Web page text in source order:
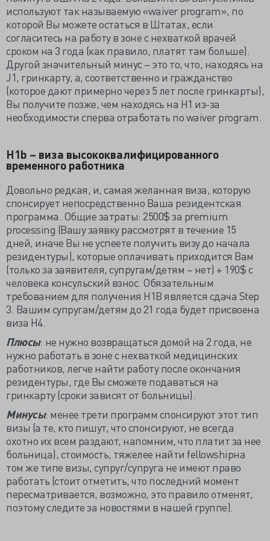
используют так называемую «waiver program», по
которой Вы можете остаться в Штатах, если
согласитесь на работу в зоне с нехваткой врачей
сроком на 3 года (как правило, платят там больше).
Другой значительный минус – это то, что, находясь на
J1, гринкарту, а, соответственно и гражданство
(которое дают примерно через 5 лет после гринкарты),
Вы получите позже, чем находясь на H1 из-за
необходимости сперва отработать по waiver program.
H1b – виза высококвалифицированного
временного работника
Довольно редкая, и, самая желанная виза, которую
спонсирует непосредственно Ваша резидентская
программа. Общие затраты: 2500$ за premium
processing (Вашу заявку рассмотрят в течение 15
дней, иначе Вы не успеете получить визу до начала
резидентуры), которые оплачивать приходится Вам
(только за заявителя, супругам/детям – нет) + 190$ с
человека консульский взнос. Обязательным
требованием для получения H1B является сдача Step
3. Вашим супругам/детям до 21 года будет присвоена
виза H4.
Плюсы: не нужно возвращаться домой на 2 года, не
нужно работать в зоне с нехваткой медицинских
работников, легче найти работу после окончания
резидентуры, где Вы сможете подаваться на
гринкарту (сроки зависят от больницы).
Минусы: менее трети программ спонсируют этот тип
визы (а те, кто пишут, что спонсируют, не всегда
охотно их всем раздают, напомним, что платит за нее
больница), стоимость, тяжелее найти fellowshipна
том же типе визы, супруг/супруга не имеют право
работать (стоит отметить, что последний момент
пересматривается, возможно, это правило отменят,
поэтому следите за новостями в нашей группе).